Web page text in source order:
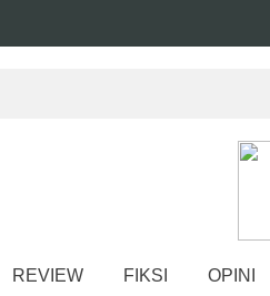
REVIEW FIKSI OPINI